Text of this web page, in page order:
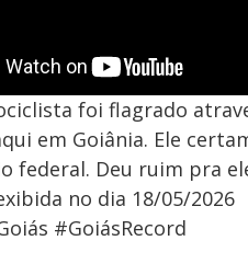
foi flagrado
em Goiânia. Ele
federal. Deu ruim pra
no dia 18/05/2026
#GoiásRecord